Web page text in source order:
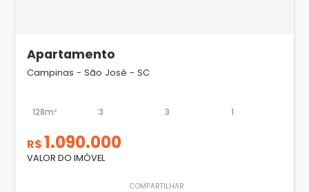
Apartamento
Campinas - São José - SC
128m² 3 3 1
R$1.090.000
VALOR DO IMÓVEL
COMPARTILHAR